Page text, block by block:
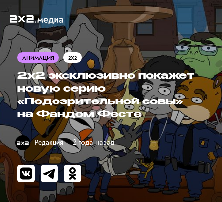
АНИМАЦИЯ 2X2
2х2 эксклюзивно покажет
новую серию
«Подозрительной совы»
на Фандом Фесте
Редакция — 2 года назад